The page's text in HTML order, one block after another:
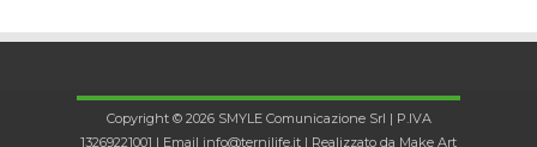
Copyright © 2026 SMYLE Comunicazione Srl | P.IVA
13269221001 | Email info@ternilife.it | Realizzato da Make Art